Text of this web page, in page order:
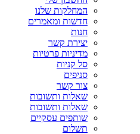
המחלקות שלנו
חדשות ומאמרים
חנות
יצירת קשר
מדיניות פרטיות
סל קניות
סניפים
צור קשר
שאלות ותשובות
שאלות ותשובות
שותפים עסקיים
תשלום